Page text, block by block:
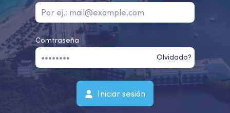
Comtraseña
Olvidado?
Iniciar sesión